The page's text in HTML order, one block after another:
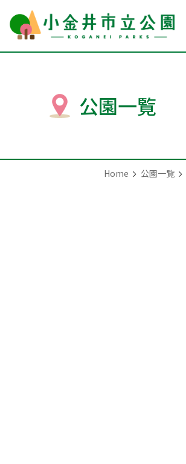
公園一覧
Home 公園一覧